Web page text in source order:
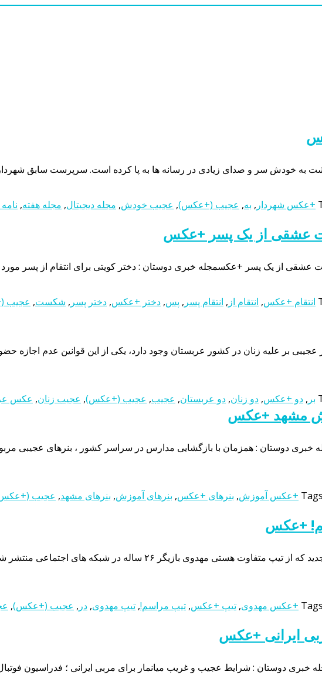
به خودش سر و صدای زیادی در رسانه ها به پا کرده است. سرپرست سابق
+عکس شهردار , به, عجیب (+عکس), عجیب خودش, مجله دیجیتال, مجله هفته,
عشقی از یک پسر +عکس
از یک پسر +عکسمجله خبری دوستان : دختر کویتی برای انتقام از پسر
انتقام +عکس, انتقام از , انتقام پسر , پس, دختر +عکس, دختر پسر , شکست, عجیب
بر علیه زنان در کشور عربستان وجود دارد، یکی از این قوانین عدم اجازه
بر , دو +عکس, دو زنان, دو عربستان, عجیب, عجیب (+عکس), عجیب زنان, عکس
مشهد +عکس
دوستان : همزمان با بازگشایی مدارس در سراسر کشور ، بنرهای عجیبی
Tags +عکس آموزش, بنرهای +عکس, بنرهای آموزش, بنرهای مشهد, عجیب
+عکس
تیپ عجیب هستی مهدوی در یک مراسم! +عکستصاویری جدید که از تیپ
Tags +عکس مهدوی, تیپ +عکس, تیپ مراسم!, تیپ مهدوی, در , عجیب (+عکس),
ایرانی +عکس
دوستان : شرایط عجیب و غریب میانمار برای مربی ایرانی ؛ فدراسیون